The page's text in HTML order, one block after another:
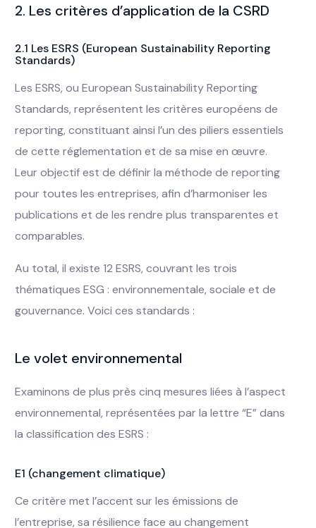
2. Les critères d’application de la CSRD
2.1 Les ESRS (European Sustainability Reporting
Standards)
Les ESRS, ou European Sustainability Reporting
Standards, représentent les critères européens de
reporting, constituant ainsi l’un des piliers essentiels
de cette réglementation et de sa mise en œuvre.
Leur objectif est de définir la méthode de reporting
pour toutes les entreprises, afin d’harmoniser les
publications et de les rendre plus transparentes et
comparables.
Au total, il existe 12 ESRS, couvrant les trois
thématiques ESG : environnementale, sociale et de
gouvernance. Voici ces standards :
Le volet environnemental
Examinons de plus près cinq mesures liées à l’aspect
environnemental, représentées par la lettre “E” dans
la classification des ESRS :
E1 (changement climatique)
Ce critère met l’accent sur les émissions de
l’entreprise, sa résilience face au changement